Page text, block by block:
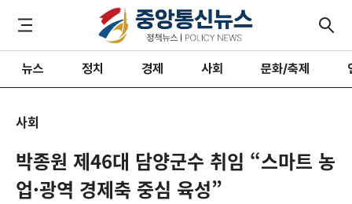
뉴스 정치 경제 사회 문화/축제
사회
박종원 제46대 담양군수 취임 “스마트 농
업·광역 경제축 중심 육성”